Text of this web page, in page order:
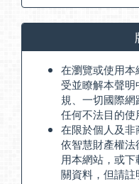
在瀏覽或使用
受並瞭解本聲
規、一切國際
任何不法目的使
在限於個人及
依智慧財產權
用本網站，或
關資料，但請註